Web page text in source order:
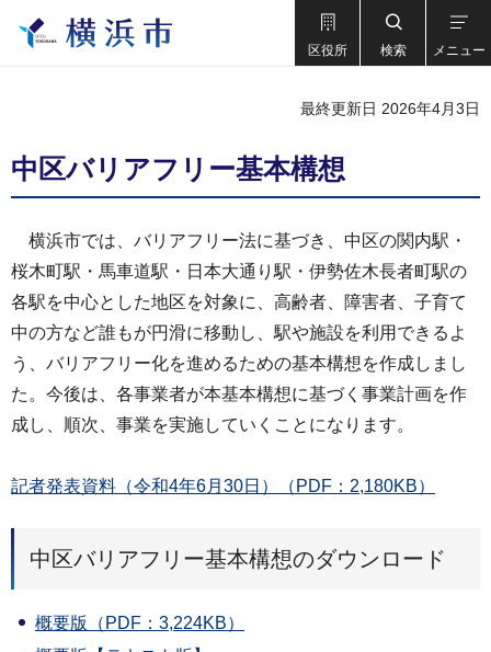
区役所 検索 メニュー
最終更新日 2026年4月3日
中区バリアフリー基本構想
横浜市では、バリアフリー法に基づき、中区の関内駅・
桜木町駅・馬車道駅・日本大通り駅・伊勢佐木長者町駅の
各駅を中心とした地区を対象に、高齢者、障害者、子育て
中の方など誰もが円滑に移動し、駅や施設を利用できるよ
う、バリアフリー化を進めるための基本構想を作成しまし
た。今後は、各事業者が本基本構想に基づく事業計画を作
成し、順次、事業を実施していくことになります。
記者発表資料（令和4年6月30日）（PDF：2,180KB）
中区バリアフリー基本構想のダウンロード
概要版（PDF：3,224KB）